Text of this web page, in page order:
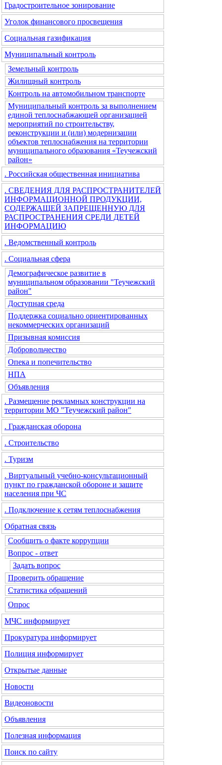
Градостроительное зонирование
Уголок финансового просвещения
Социальная газификация
Муниципальный контроль
Земельный контроль
Жилищный контроль
Контроль на автомобильном транспорте
Муниципальный контроль за выполнением
единой теплоснабжающей организацией
мероприятий по строительству,
реконструкции и (или) модернизации
объектов теплоснабжения на территории
муниципального образования «Теучежский
район»
. Российская общественная инициатива
. СВЕДЕНИЯ ДЛЯ РАСПРОСТРАНИТЕЛЕЙ
ИНФОРМАЦИОННОЙ ПРОДУКЦИИ,
СОДЕРЖАЩЕЙ ЗАПРЕЩЕННУЮ ДЛЯ
РАСПРОСТРАНЕНИЯ СРЕДИ ДЕТЕЙ
ИНФОРМАЦИЮ
. Ведомственный контроль
. Социальная сфера
Демографическое развитие в
муниципальном образовании "Теучежский
район"
Доступная среда
Поддержка социально ориентированных
некоммерческих организаций
Призывная комиссия
Добровольчество
Опека и попечительство
НПА
Объявления
. Размещение рекламных конструкции на
территории МО "Теучежский район"
. Гражданская оборона
. Строительство
. Туризм
. Виртуальный учебно-консультационный
пункт по гражданской обороне и защите
населения при ЧС
. Подключение к сетям теплоснабжения
Обратная связь
Сообщить о факте коррупции
Вопрос - ответ
Задать вопрос
Проверить обращение
Статистика обращений
Опрос
МЧС информирует
Прокуратура информирует
Полиция информирует
Открытые данные
Новости
Видеоновости
Объявления
Полезная информация
Поиск по сайту